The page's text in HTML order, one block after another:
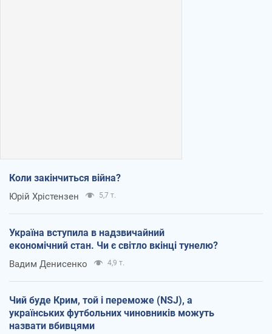
Коли закінчиться війна?
Юрій Хрістензен 5,7 т.
Україна вступила в надзвичайний
економічний стан. Чи є світло вкінці тунелю?
Вадим Денисенко 4,9 т.
Чий буде Крим, той і переможе (NSJ), а
українських футбольних чиновників можуть
назвати вбивцями